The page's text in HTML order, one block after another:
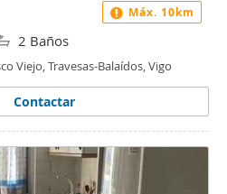
2 Baños
Viejo, Travesas-Balaídos, Vigo
Contactar
Máx. 10km